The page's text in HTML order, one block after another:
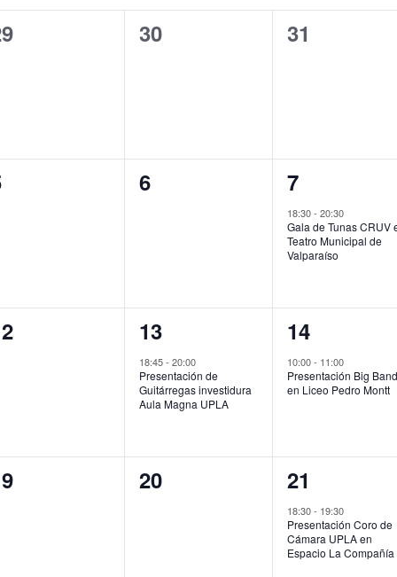
0
30
0
31
0
6
1
evento,
7
18:30-20:30
Gala de Tunas CRUV
Teatro Municipal de
Valparaíso
1
evento,
13
18:45- 20:00
Presentación de
Guitárregas investidura
Aula Magna UPLA
1
evento,
14
10:00- 11:00
Presentación Big Band
en Liceo Pedro Montt
0
20
1
evento,
21
18:30- 19:30
Presentación Coro de
Cámara UPLA en
Espacio La Compañía